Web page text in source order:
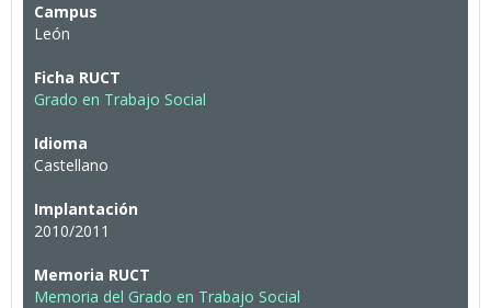
Campus
León
Ficha RUCT
Grado en Trabajo Social
Idioma
Castellano
Implantación
2010/2011
Memoria RUCT
Memoria del Grado en Trabajo Social